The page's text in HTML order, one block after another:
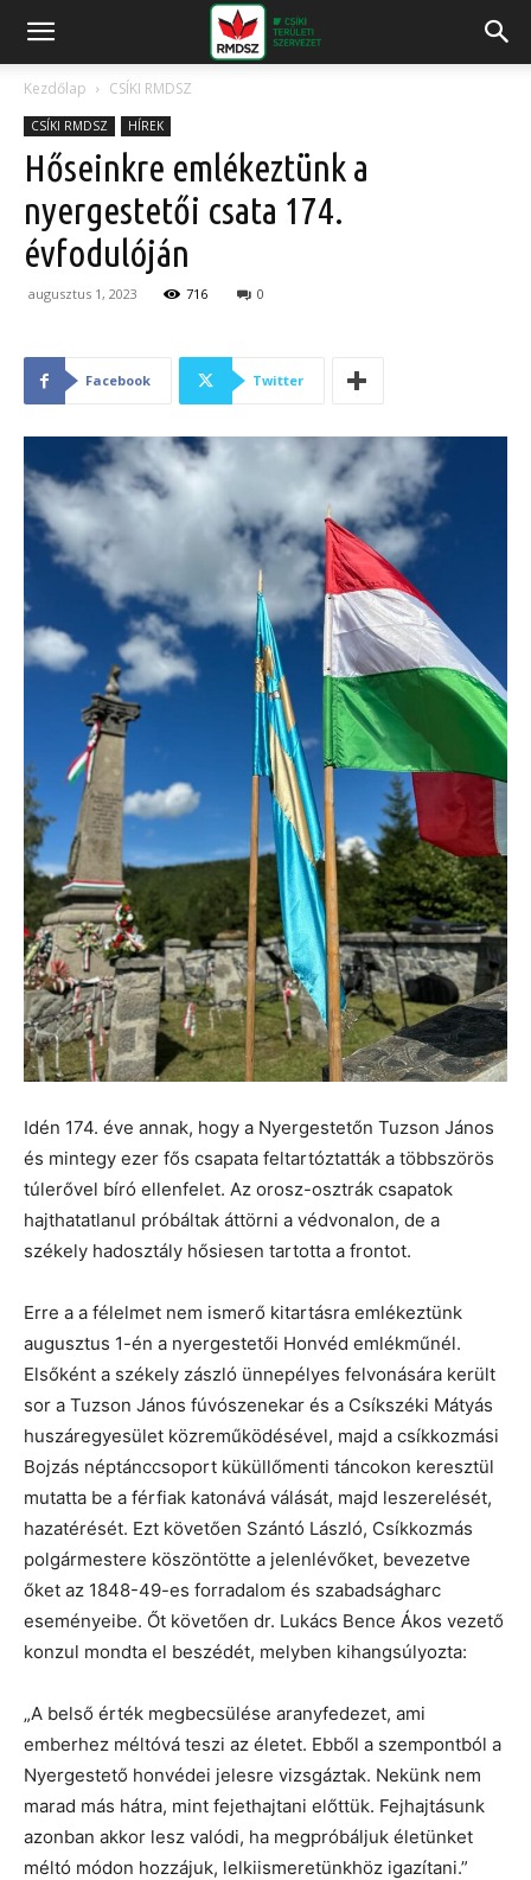
Kezdőlap CSÍKI RMDSZ
CSÍKI RMDSZ HÍREK
Hőseinkre emlékeztünk a
nyergestetői csata 174.
évfodulóján
augusztus 1, 2023 716 0
Facebook Twitter
Idén 174. éve annak, hogy a Nyergestetőn Tuzson János
és mintegy ezer fős csapata feltartóztatták a többszörös
túlerővel bíró ellenfelet. Az orosz-osztrák csapatok
hajthatatlanul próbáltak áttörni a védvonalon, de a
székely hadosztály hősiesen tartotta a frontot.
Erre a a félelmet nem ismerő kitartásra emlékeztünk
augusztus 1-én a nyergestetői Honvéd emlékműnél.
Elsőként a székely zászló ünnepélyes felvonására került
sor a Tuzson János fúvószenekar és a Csíkszéki Mátyás
huszáregyesület közreműködésével, majd a csíkkozmási
Bojzás néptánccsoport küküllőmenti táncokon keresztül
mutatta be a férfiak katonává válását, majd leszerelését,
hazatérését. Ezt követően Szántó László, Csíkkozmás
polgármestere köszöntötte a jelenlévőket, bevezetve
őket az 1848-49-es forradalom és szabadságharc
eseményeibe. Őt követően dr. Lukács Bence Ákos vezető
konzul mondta el beszédét, melyben kihangsúlyozta:
„A belső érték megbecsülése aranyfedezet, ami
emberhez méltóvá teszi az életet. Ebből a szempontból a
Nyergestető honvédei jelesre vizsgáztak. Nekünk nem
marad más hátra, mint fejethajtani előttük. Fejhajtásunk
azonban akkor lesz valódi, ha megpróbáljuk életünket
méltó módon hozzájuk, lelkiismeretünkhöz igazítani.”